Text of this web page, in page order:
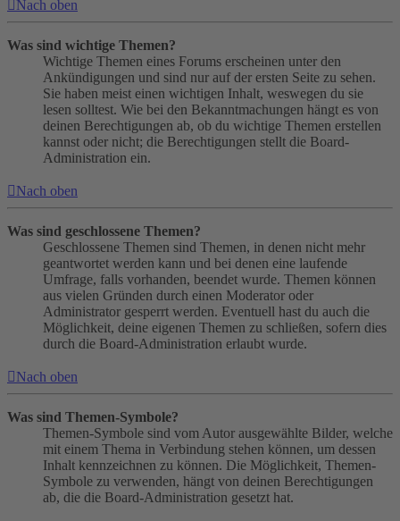
Nach oben
Was sind wichtige Themen?
Wichtige Themen eines Forums erscheinen unter den
Ankündigungen und sind nur auf der ersten Seite zu sehen.
Sie haben meist einen wichtigen Inhalt, weswegen du sie
lesen solltest. Wie bei den Bekanntmachungen hängt es von
deinen Berechtigungen ab, ob du wichtige Themen erstellen
kannst oder nicht; die Berechtigungen stellt die Board-
Administration ein.
Nach oben
Was sind geschlossene Themen?
Geschlossene Themen sind Themen, in denen nicht mehr
geantwortet werden kann und bei denen eine laufende
Umfrage, falls vorhanden, beendet wurde. Themen können
aus vielen Gründen durch einen Moderator oder
Administrator gesperrt werden. Eventuell hast du auch die
Möglichkeit, deine eigenen Themen zu schließen, sofern dies
durch die Board-Administration erlaubt wurde.
Nach oben
Was sind Themen-Symbole?
Themen-Symbole sind vom Autor ausgewählte Bilder, welche
mit einem Thema in Verbindung stehen können, um dessen
Inhalt kennzeichnen zu können. Die Möglichkeit, Themen-
Symbole zu verwenden, hängt von deinen Berechtigungen
ab, die die Board-Administration gesetzt hat.